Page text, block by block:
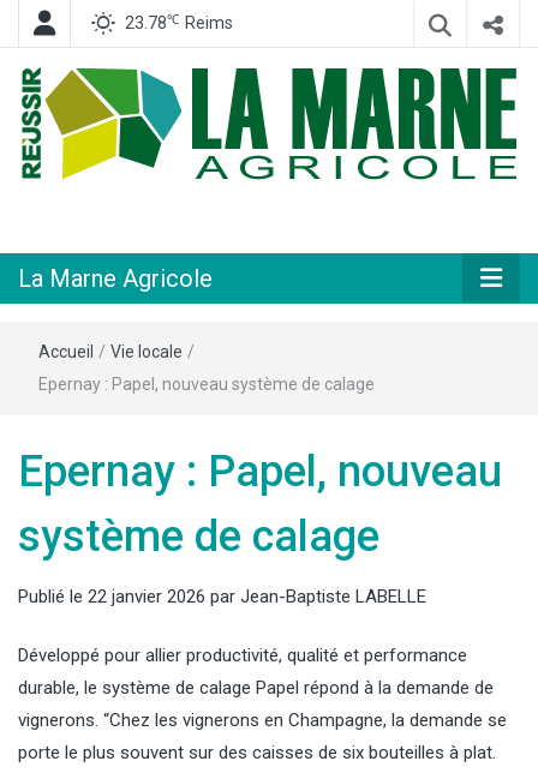
23.78℃ Reims
Agricole
La Marne Agricole
Accueil / Vie locale /
Epernay : Papel, nouveau système de calage
Epernay : Papel, nouveau
système de calage
Publié le 22 janvier 2026 par Jean-Baptiste LABELLE
Développé pour allier productivité, qualité et performance
durable, le système de calage Papel répond à la demande de
vignerons. “Chez les vignerons en Champagne, la demande se
porte le plus souvent sur des caisses de six bouteilles à plat.